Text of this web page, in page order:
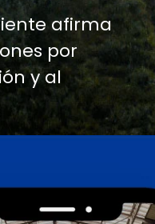
afirma
por
y al